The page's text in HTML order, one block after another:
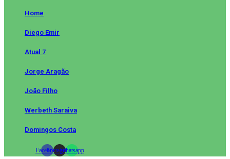
Home
Diego Emir
Atual 7
Jorge Aragão
João Filho
Werbeth Saraiva
Domingos Costa
FacebookInstagramWhatsapp